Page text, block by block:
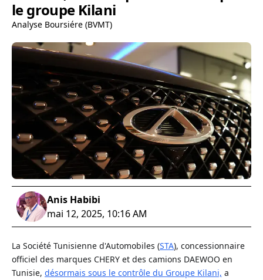
le groupe Kilani
Analyse Boursiére (BVMT)
Anis Habibi
mai 12, 2025, 10:16 AM
La Société Tunisienne d'Automobiles (STA), concessionnaire
officiel des marques CHERY et des camions DAEWOO en
Tunisie, désormais sous le contrôle du Groupe Kilani, a